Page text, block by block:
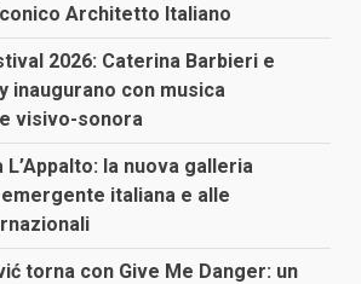
Architetto Italiano
2026: Caterina Barbieri e
inaugurano con musica
visivo-sonora
la nuova galleria
italiana e alle
torna con Give Me Danger: un